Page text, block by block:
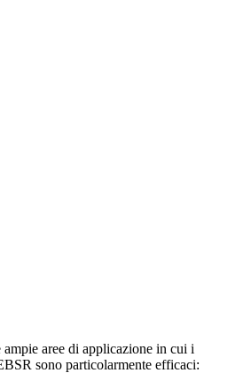
ampie aree di applicazione in cui i
sono particolarmente efficaci: